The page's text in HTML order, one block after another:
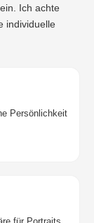
Ich achte
individuelle
Persönlichkeit